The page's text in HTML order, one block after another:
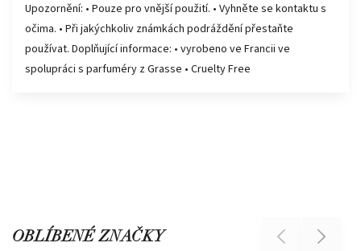
Upozornění: • Pouze pro vnější použití. • Vyhněte se kontaktu s
očima. • Při jakýchkoliv známkách podráždění přestaňte
používat. Doplňující informace: • vyrobeno ve Francii ve
spolupráci s parfuméry z Grasse • Cruelty Free
OBLÍBENÉ ZNAČKY Previous Next